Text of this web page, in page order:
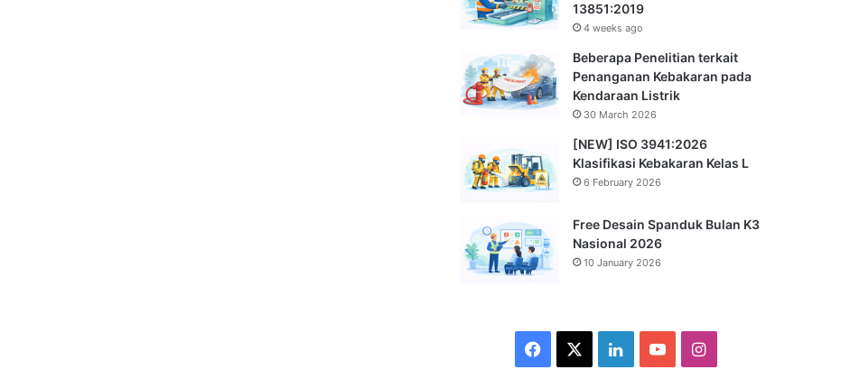
13851:2019
4 weeks ago
Beberapa Penelitian terkait
Penanganan Kebakaran pada
Kendaraan Listrik
30 March 2026
[NEW] ISO 3941:2026
Klasifikasi Kebakaran Kelas L
6 February 2026
Free Desain Spanduk Bulan K3
Nasional 2026
10 January 2026
Facebook LinkedInYouTubeInstagram